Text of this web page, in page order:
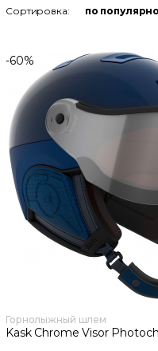
Сортировка: по
-60%
Горнолыжный шлем
Kask Chrome Visor